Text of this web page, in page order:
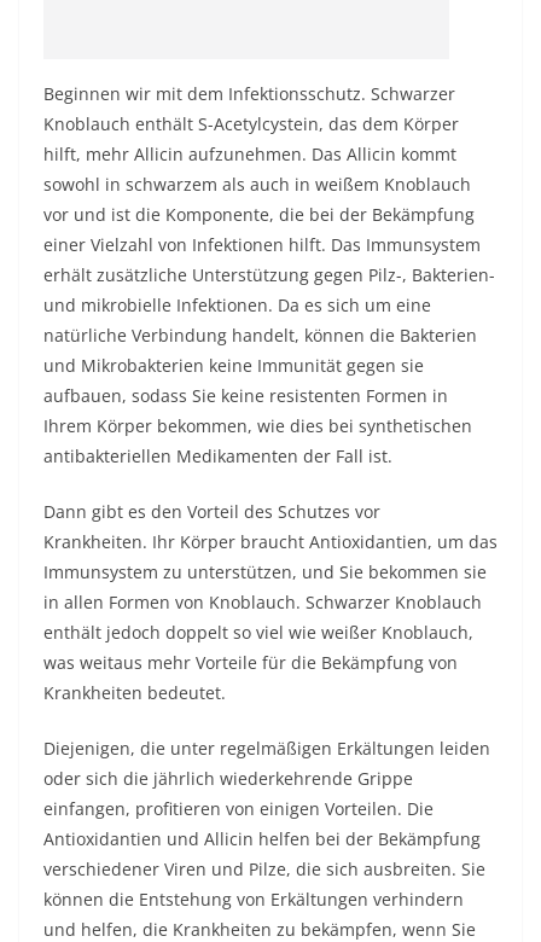
Beginnen wir mit dem Infektionsschutz. Schwarzer
Knoblauch enthält S-Acetylcystein, das dem Körper
hilft, mehr Allicin aufzunehmen. Das Allicin kommt
sowohl in schwarzem als auch in weißem Knoblauch
vor und ist die Komponente, die bei der Bekämpfung
einer Vielzahl von Infektionen hilft. Das Immunsystem
erhält zusätzliche Unterstützung gegen Pilz-, Bakterien-
und mikrobielle Infektionen. Da es sich um eine
natürliche Verbindung handelt, können die Bakterien
und Mikrobakterien keine Immunität gegen sie
aufbauen, sodass Sie keine resistenten Formen in
Ihrem Körper bekommen, wie dies bei synthetischen
antibakteriellen Medikamenten der Fall ist.
Dann gibt es den Vorteil des Schutzes vor
Krankheiten. Ihr Körper braucht Antioxidantien, um das
Immunsystem zu unterstützen, und Sie bekommen sie
in allen Formen von Knoblauch. Schwarzer Knoblauch
enthält jedoch doppelt so viel wie weißer Knoblauch,
was weitaus mehr Vorteile für die Bekämpfung von
Krankheiten bedeutet.
Diejenigen, die unter regelmäßigen Erkältungen leiden
oder sich die jährlich wiederkehrende Grippe
einfangen, profitieren von einigen Vorteilen. Die
Antioxidantien und Allicin helfen bei der Bekämpfung
verschiedener Viren und Pilze, die sich ausbreiten. Sie
können die Entstehung von Erkältungen verhindern
und helfen, die Krankheiten zu bekämpfen, wenn Sie